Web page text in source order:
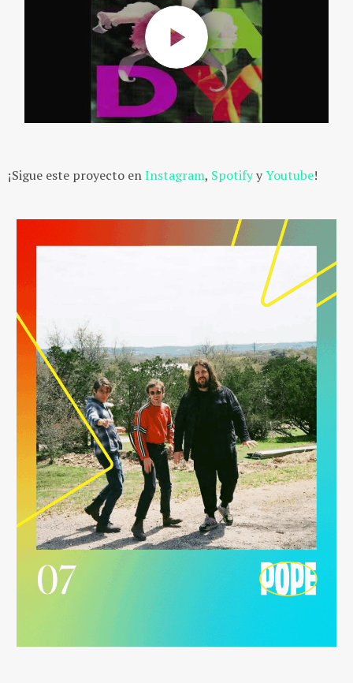
¡Sigue este proyecto enInstagram, SpotifyyYoutube!